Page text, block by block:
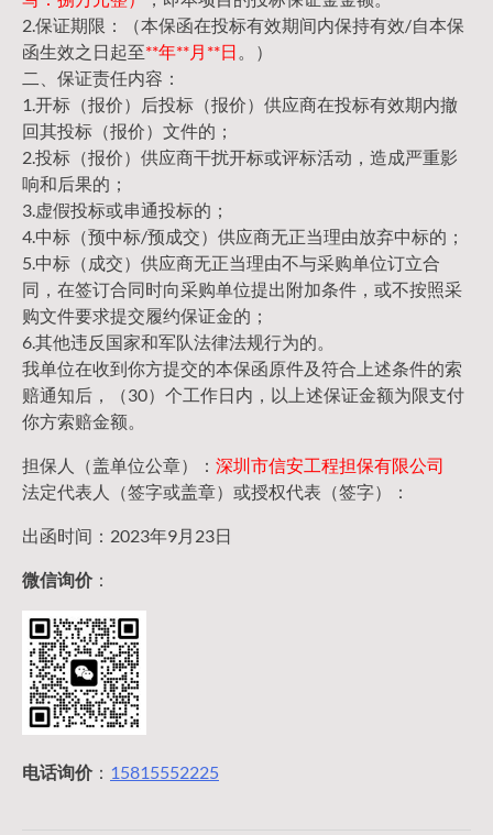
2.保证期限：（本保函在投标有效期间内保持有效/自本保
函生效之日起至**年**月**日 。）
二、保证责任内容：
1.开标（报价）后投标（报价）供应商在投标有效期内撤
回其投标（报价）文件的；
2.投标（报价）供应商干扰开标或评标活动，造成严重影
响和后果的；
3.虚假投标或串通投标的；
4.中标（预中标/预成交）供应商无正当理由放弃中标的；
5.中标（成交）供应商无正当理由不与采购单位订立合
同，在签订合同时向采购单位提出附加条件，或不按照采
购文件要求提交履约保证金的；
6.其他违反国家和军队法律法规行为的。
我单位在收到你方提交的本保函原件及符合上述条件的索
赔通知后，（30）个工作日内，以上述保证金额为限支付
你方索赔金额。
担保人（盖单位公章）： 深圳市信安工程担保有限公司
法定代表人（签字或盖章）或授权代表（签字）：
出函时间：2023年9月23日
微信询价：
电话询价： 15815552225